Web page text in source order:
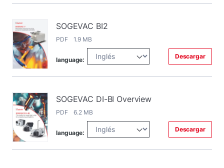
SOGEVAC BI2
PDF 1.9 MB
language: Descargar
SOGEVAC DI-BI Overview
PDF 6.2 MB
language: Descargar